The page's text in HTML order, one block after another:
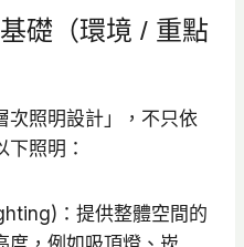
礎（環境 / 重點
次照明設計」，不只依
照明：
：提供整體空間的